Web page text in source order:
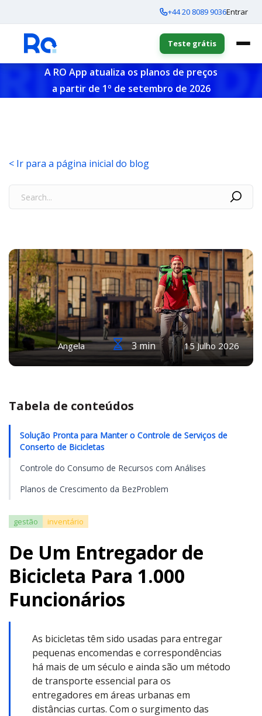
+44 20 8089 9036Entrar
Teste grátis
A RO App atualiza os planos de preços
a partir de 1º de setembro de 2026
< Ir para a página inicial do blog
Angela 3 min 15 Julho 2026
Tabela de conteúdos
Solução Pronta para Manter o Controle de Serviços de
Conserto de Bicicletas
Controle do Consumo de Recursos com Análises
Planos de Crescimento da BezProblem
gestão inventário
De Um Entregador de
Bicicleta Para 1.000
Funcionários
As bicicletas têm sido usadas para entregar
pequenas encomendas e correspondências
há mais de um século e ainda são um método
de transporte essencial para os
entregadores em áreas urbanas em
distâncias curtas. Com o surgimento das